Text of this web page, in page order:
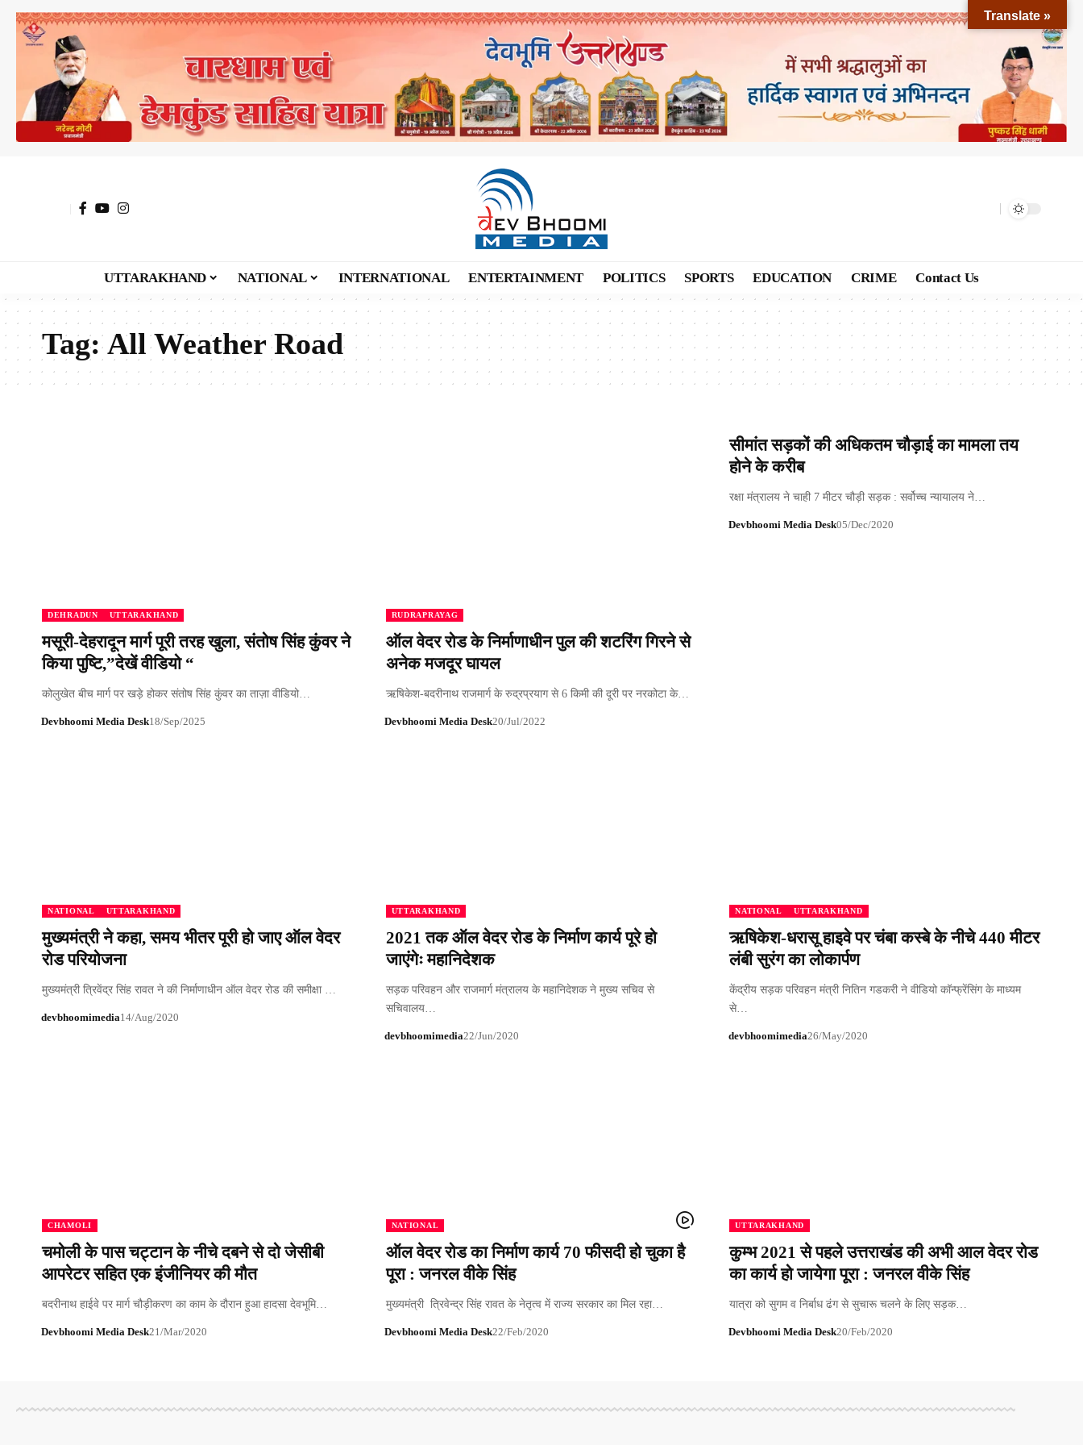
UTTARAKHAND NATIONAL INTERNATIONAL ENTERTAINMENT POLITICS SPORTS EDUCATION CRIME Contact Us
Tag:All Weather Road
DEHRADUN UTTARAKHAND
मसूरी-देहरादून मार्ग पूरी तरह खुला, संतोष सिंह कुंवर ने
किया पुष्टि,”देखें वीडियो “
कोलुखेत बीच मार्ग पर खड़े होकर संतोष सिंह कुंवर का ताज़ा वीडियो…
Devbhoomi Media Desk18/Sep/2025
RUDRAPRAYAG
ऑल वेदर रोड के निर्माणाधीन पुल की शटरिंग गिरने से
अनेक मजदूर घायल
ऋषिकेश-बदरीनाथ राजमार्ग के रुद्रप्रयाग से 6 किमी की दूरी पर नरकोटा के…
Devbhoomi Media Desk20/Jul/2022
सीमांत सड़कों की अधिकतम चौड़ाई का मामला तय
होने के करीब
रक्षा मंत्रालय ने चाही 7 मीटर चौड़ी सड़क : सर्वोच्च न्यायालय ने…
Devbhoomi Media Desk05/Dec/2020
NATIONAL UTTARAKHAND
मुख्यमंत्री ने कहा, समय भीतर पूरी हो जाए ऑल वेदर
रोड परियोजना
मुख्यमंत्री त्रिवेंद्र सिंह रावत ने की निर्माणाधीन ऑल वेदर रोड की समीक्षा …
devbhoomimedia14/Aug/2020
UTTARAKHAND
2021 तक ऑल वेदर रोड के निर्माण कार्य पूरे हो
जाएंगेः महानिदेशक
सड़क परिवहन और राजमार्ग मंत्रालय के महानिदेशक ने मुख्य सचिव से
सचिवालय…
devbhoomimedia22/Jun/2020
NATIONAL UTTARAKHAND
ऋषिकेश-धरासू हाइवे पर चंबा कस्बे के नीचे 440 मीटर
लंबी सुरंग का लोकार्पण
केंद्रीय सड़क परिवहन मंत्री नितिन गडकरी ने वीडियो कॉन्फ्रेंसिंग के माध्यम
से…
devbhoomimedia26/May/2020
CHAMOLI
चमोली के पास चट्टान के नीचे दबने से दो जेसीबी
आपरेटर सहित एक इंजीनियर की मौत
बदरीनाथ हाईवे पर मार्ग चौड़ीकरण का काम के दौरान हुआ हादसा देवभूमि…
Devbhoomi Media Desk21/Mar/2020
NATIONAL
ऑल वेदर रोड का निर्माण कार्य 70 फीसदी हो चुका है
पूरा : जनरल वीके सिंह
मुख्यमंत्री त्रिवेन्द्र सिंह रावत के नेतृत्व में राज्य सरकार का मिल रहा…
Devbhoomi Media Desk22/Feb/2020
UTTARAKHAND
कुम्भ 2021 से पहले उत्तराखंड की अभी आल वेदर रोड
का कार्य हो जायेगा पूरा : जनरल वीके सिंह
यात्रा को सुगम व निर्बाध ढंग से सुचारू चलने के लिए सड़क…
Devbhoomi Media Desk20/Feb/2020
Translate »